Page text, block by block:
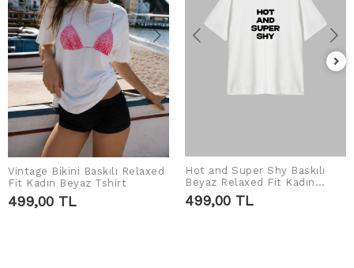
SEPETE EKLE
Vintage Bikini Baskılı Relaxed
Fit Kadın Beyaz Tshirt
499,00 TL
SEPETE EKLE
Hot and Super Shy Baskılı
Beyaz Relaxed Fit Kadın
Tshirt
499,00 TL